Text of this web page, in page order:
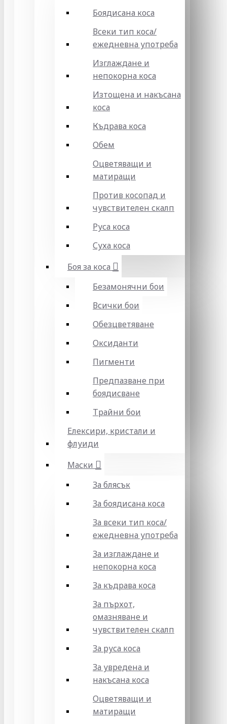
Боядисана коса
Всеки тип коса/
ежедневна употреба
Изглаждане и
непокорна коса
Изтощена и накъсана
коса
Къдрава коса
Обем
Оцветяващи и
матиращи
Против косопад и
чувствителен скалп
Руса коса
Суха коса
Боя за коса
Безамонячни бои
Всички бои
Обезцветяване
Оксиданти
Пигменти
Предпазване при
боядисване
Трайни бои
Елексири, кристали и
флуиди
Маски
За блясък
За боядисана коса
За всеки тип коса/
ежедневна употреба
За изглаждане и
непокорна коса
За къдрава коса
За пърхот,
омазняване и
чувствителен скалп
За руса коса
За увредена и
накъсана коса
Оцветяващи и
матиращи